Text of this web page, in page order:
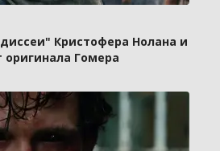
Кристофера Нолана и
оригинала Гомера